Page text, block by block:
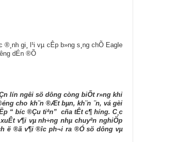
gi¸ l¹i vµ cÊp b»ng s¸ng chÕ Eagle
dÉn ®Õ
lín ng­êi sö dông còng biÕt r»ng khi
cho kh¨n ®Æt bµn, kh¨n ¨n, vá gèi
“ b­íc ®Çu tiªn” cña tÊt c¶ h­íng. C¸c
v¶i vµ nh÷ng nhµ chuyªn nghiÖp
ë ®ã v¶i ®­îc ph¬i ra ®Ó sö dông vµ